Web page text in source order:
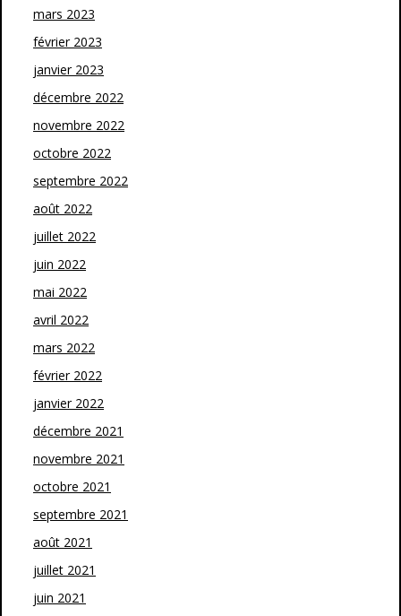
mars 2023
février 2023
janvier 2023
décembre 2022
novembre 2022
octobre 2022
septembre 2022
août 2022
juillet 2022
juin 2022
mai 2022
avril 2022
mars 2022
février 2022
janvier 2022
décembre 2021
novembre 2021
octobre 2021
septembre 2021
août 2021
juillet 2021
juin 2021